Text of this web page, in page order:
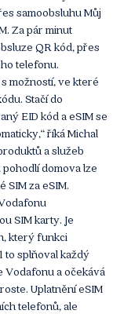
samoobsluhu Můj
Za pár minut
QR kód, přes
telefonu.
možností, ve které
Stačí do
EID kód a eSIM se
říká Michal
a služeb
domova lze
SIM za eSIM.
SIM karty. Je
který funkci
to splňoval každý
a očekává
Uplatnění eSIM
telefonů, ale